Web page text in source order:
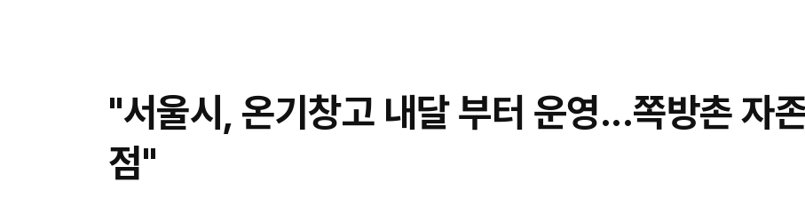
"서울시, 온기창고 내달 부터 운영...쪽방촌 자
점"